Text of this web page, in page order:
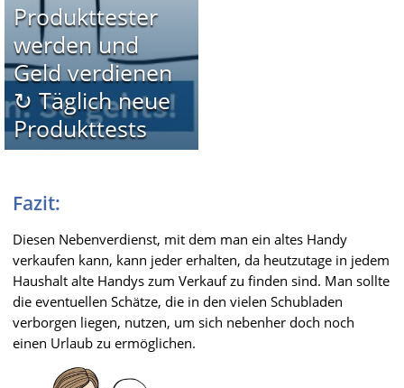
Produkttester
werden und
Geld verdienen
↻ Täglich neue
Produkttests
Fazit:
Diesen Nebenverdienst, mit dem man ein altes Handy
verkaufen kann, kann jeder erhalten, da heutzutage in jedem
Haushalt alte Handys zum Verkauf zu finden sind. Man sollte
die eventuellen Schätze, die in den vielen Schubladen
verborgen liegen, nutzen, um sich nebenher doch noch
einen Urlaub zu ermöglichen.